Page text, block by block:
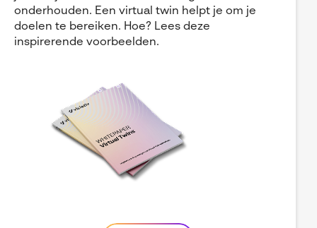
onderhouden. Een virtual twin helpt je om je
doelen te bereiken. Hoe? Lees deze
inspirerende voorbeelden.